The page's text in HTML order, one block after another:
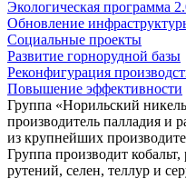
Экологическая программа
Обновление
Социальные проекты
Развитие горнорудной базы
Реконфигурация
Повышение эффективности
Группа «Норильский
производитель палладия и
из крупнейших
Группа производит
рутений, селен, теллур и